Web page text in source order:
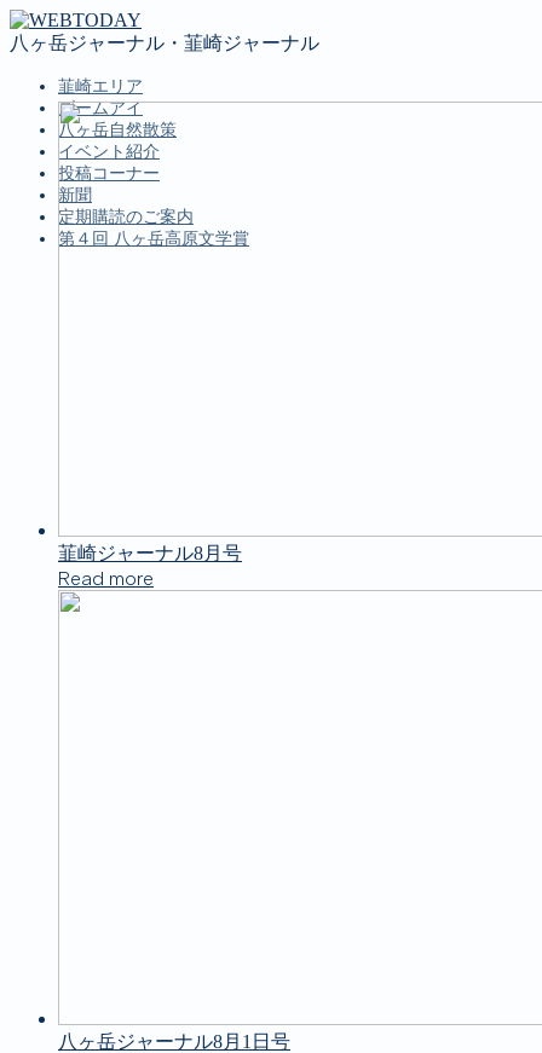
八ヶ岳ジャーナル・韮崎ジャーナル
韮崎エリア
ズームアイ
八ヶ岳自然散策
イベント紹介
投稿コーナー
新聞
定期購読のご案内
第４回 八ヶ岳高原文学賞
第４回 八ヶ岳高原文学賞
韮崎ジャーナル8月号
Read more
八ヶ岳ジャーナル8月1日号